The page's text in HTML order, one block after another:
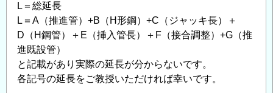
L＝総延長
L＝A（推進管）+B（H形鋼）+C（ジャッキ長）＋
D（H鋼管）＋E（挿入管長）＋F（接合調整）+G（推
進既設管）
と記載があり実際の延長が分からないです。
各記号の延長をご教授いただければ幸いです。